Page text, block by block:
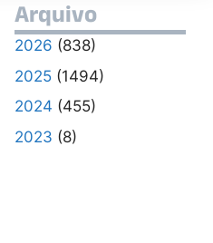
Arquivo
2026 (838)
2025(1494)
2024 (455)
2023 (8)